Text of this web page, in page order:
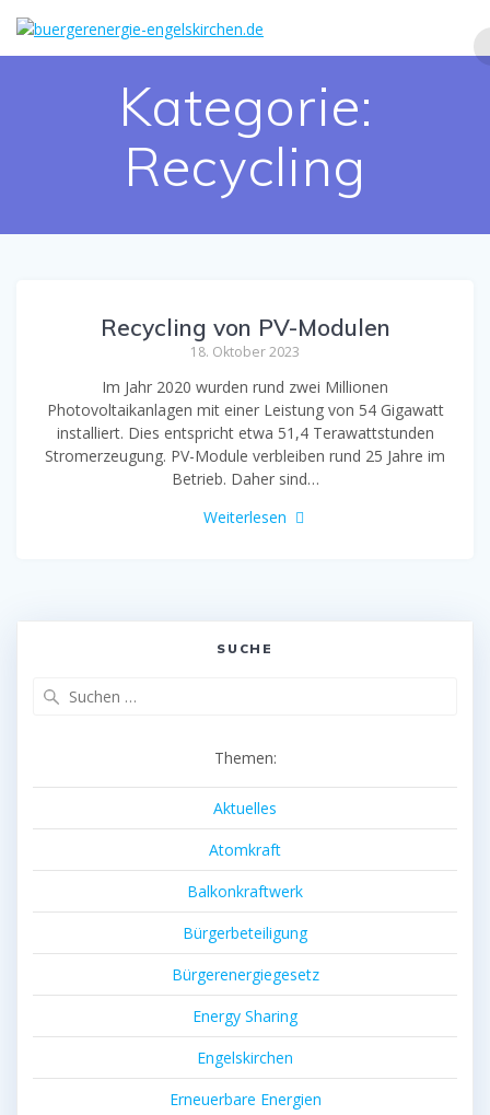
Inhalt
springen
Kategorie:
Recycling
Recycling von PV-Modulen
18. Oktober 2023
Im Jahr 2020 wurden rund zwei Millionen
Photovoltaikanlagen mit einer Leistung von 54 Gigawatt
installiert. Dies entspricht etwa 51,4 Terawattstunden
Stromerzeugung. PV-Module verbleiben rund 25 Jahre im
Betrieb. Daher sind…
Weiterlesen
SUCHE
Themen:
Aktuelles
Atomkraft
Balkonkraftwerk
Bürgerbeteiligung
Bürgerenergiegesetz
Energy Sharing
Engelskirchen
Erneuerbare Energien